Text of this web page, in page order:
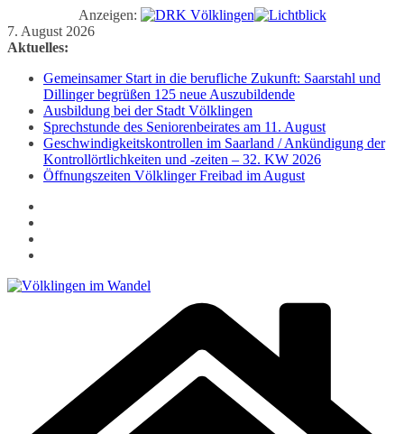
Anzeigen:
Zum
Inhalt
7. August 2026
Aktuelles:
Gemeinsamer Start in die berufliche Zukunft: Saarstahl und
Dillinger begrüßen 125 neue Auszubildende
Ausbildung bei der Stadt Völklingen
Sprechstunde des Seniorenbeirates am 11. August
Geschwindigkeitskontrollen im Saarland / Ankündigung der
Kontrollörtlichkeiten und -zeiten – 32. KW 2026
Öffnungszeiten Völklinger Freibad im August